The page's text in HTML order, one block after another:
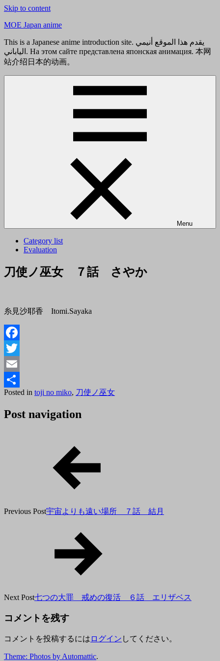
Skip to content
MOE Japan anime
This is a Japanese anime introduction site. يقدم هذا الموقع أنيمي
الياباني. На этом сайте представлена японская анимация. 本网
站介绍日本的动画。
Menu
Category list
Evaluation
刀使ノ巫女 ７話 さやか
糸見沙耶香 Itomi.Sayaka
Facebook
Twitter
Email
共
有
Posted
2018
年
Posted in toji no miko, 刀使ノ巫女
Post navigation
Previous Post宇宙よりも遠い場所 ７話 結月
Next Post七つの大罪 戒めの復活 ６話 エリザベス
コメントを残す
コメントを投稿するには ログイン してください。
Theme: Photos by Automattic.